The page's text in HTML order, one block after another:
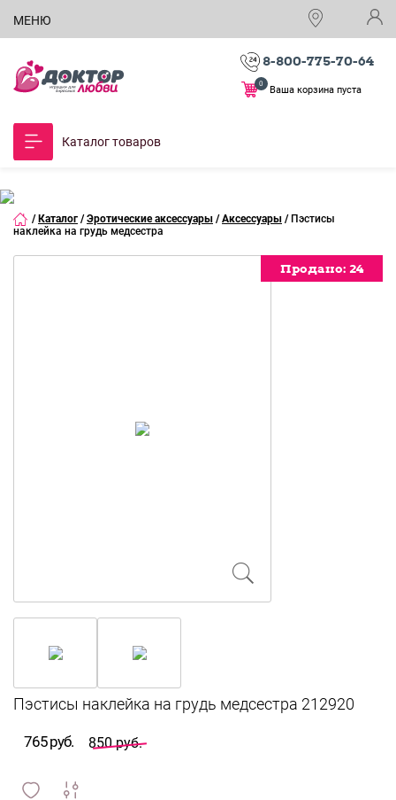
МЕНЮ
8-800-775-70-64
Ваша корзина пуста
0
Каталог товаров
/ Каталог / Эротические аксессуары / Аксессуары / Пэстисы
наклейка на грудь медсестра
Продано: 24
Продано: 24
765 руб. 850 руб.